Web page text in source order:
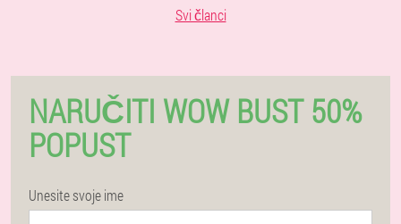
Svi članci
NARUČITI WOW BUST 50%
POPUST
Unesite svoje ime